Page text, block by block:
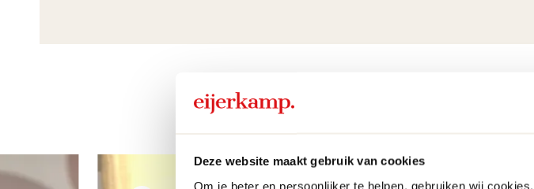
Deze website maakt gebruik van cookies
Om je beter en persoonlijker te helpen, gebruiken wij